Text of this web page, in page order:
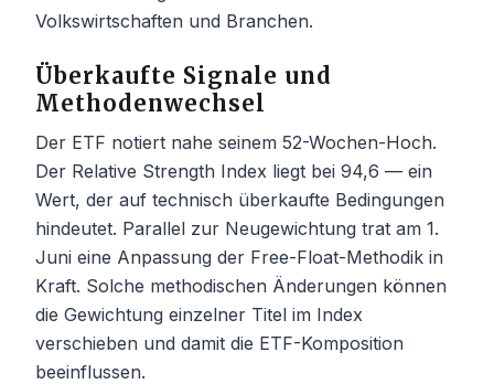
Volkswirtschaften und Branchen.
Überkaufte Signale und
Methodenwechsel
Der ETF notiert nahe seinem 52-Wochen-Hoch.
Der Relative Strength Index liegt bei 94,6 — ein
Wert, der auf technisch überkaufte Bedingungen
hindeutet. Parallel zur Neugewichtung trat am 1.
Juni eine Anpassung der Free-Float-Methodik in
Kraft. Solche methodischen Änderungen können
die Gewichtung einzelner Titel im Index
verschieben und damit die ETF-Komposition
beeinflussen.